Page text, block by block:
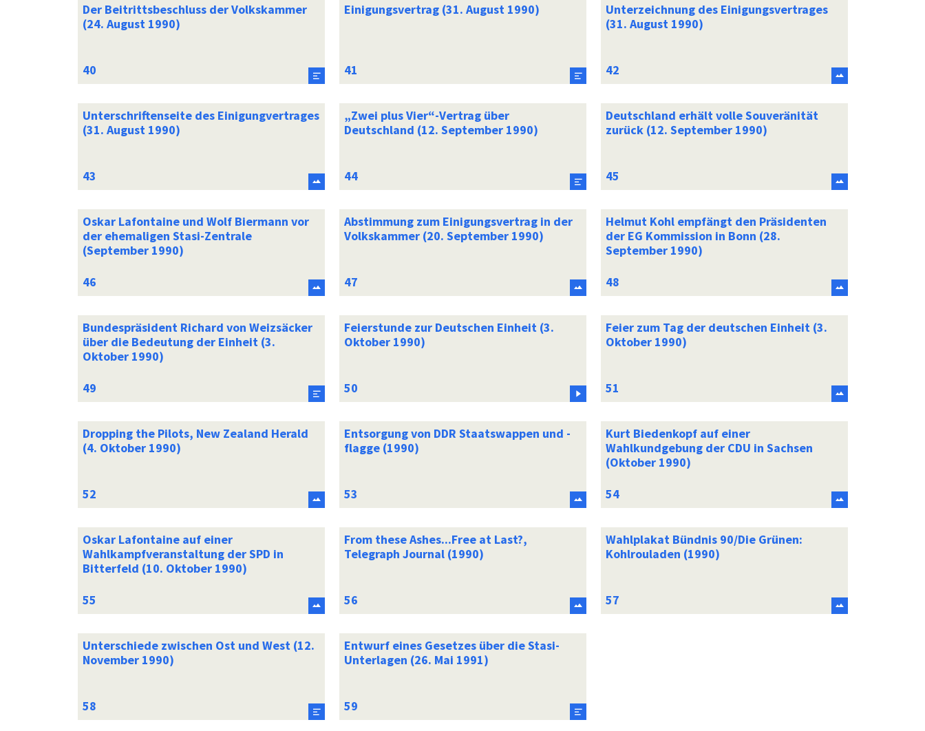
Der Beitrittsbeschluss der Volkskammer
(24. August 1990)
Einigungsvertrag (31. August 1990)
Unterzeichnung des Einigungsvertrages
(31. August 1990)
Unterschriftenseite des Einigungvertrages
(31. August 1990)
„Zwei plus Vier“-Vertrag über
Deutschland (12. September 1990)
Deutschland erhält volle Souveränität
zurück (12. September 1990)
Oskar Lafontaine und Wolf Biermann vor
der ehemaligen Stasi-Zentrale
(September 1990)
Abstimmung zum Einigungsvertrag in der
Volkskammer (20. September 1990)
Helmut Kohl empfängt den Präsidenten
der EG Kommission in Bonn (28.
September 1990)
Bundespräsident Richard von Weizsäcker
über die Bedeutung der Einheit (3.
Oktober 1990)
Feierstunde zur Deutschen Einheit (3.
Oktober 1990)
Feier zum Tag der deutschen Einheit (3.
Oktober 1990)
Dropping the Pilots, New Zealand Herald
(4. Oktober 1990)
Entsorgung von DDR Staatswappen und -
flagge (1990)
Kurt Biedenkopf auf einer
Wahlkundgebung der CDU in Sachsen
(Oktober 1990)
Oskar Lafontaine auf einer
Wahlkampfveranstaltung der SPD in
Bitterfeld (10. Oktober 1990)
From these Ashes...Free at Last?,
Telegraph Journal (1990)
Wahlplakat Bündnis 90/Die Grünen:
Kohlrouladen (1990)
Unterschiede zwischen Ost und West (12.
November 1990)
Entwurf eines Gesetzes über die Stasi-
Unterlagen (26. Mai 1991)